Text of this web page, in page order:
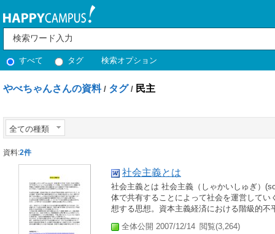
すべて タグ 検索オプション
やべちゃんさんの資料 / タグ / 民主
全ての種類
資料:2件
社会主義とは
社会主義とは 社会主義（しゃかいしゅぎ）
体で共有することによって社会を運営して
想する思想。資本主義経済における階級的
全体公開 2007/12/14 閲覧(3,264)